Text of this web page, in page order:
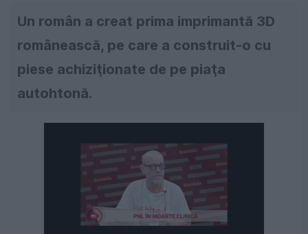
Un român a creat prima imprimantă 3D
românească, pe care a construit-o cu
piese achiziţionate de pe piaţa
autohtonă.